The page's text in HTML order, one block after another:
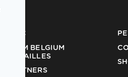
BOIC
TEAM BELGIUM
MEDAILLES
PARTNERS